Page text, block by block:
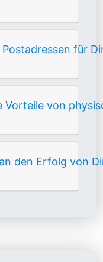
für
Vorteile von
den Erfolg von